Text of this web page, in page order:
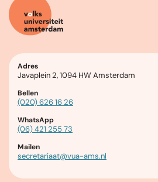
Adres
Javaplein 2, 1094 HW Amsterdam
Bellen
(020) 626 16 26
WhatsApp
(06) 421 255 73
Mailen
secretariaat@vua-ams.nl